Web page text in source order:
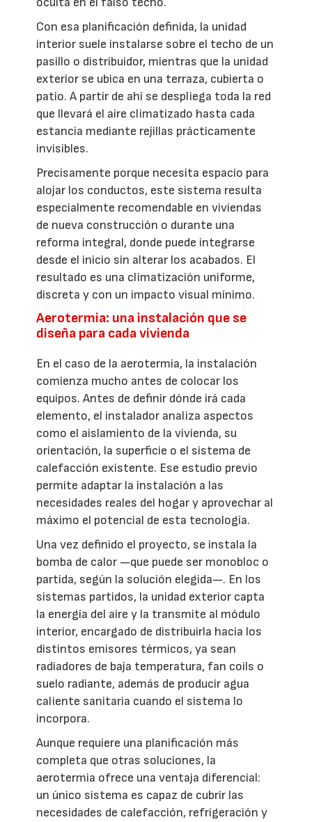
Con esa planificación definida, la unidad
interior suele instalarse sobre el techo de un
pasillo o distribuidor, mientras que la unidad
exterior se ubica en una terraza, cubierta o
patio. A partir de ahí se despliega toda la red
que llevará el aire climatizado hasta cada
estancia mediante rejillas prácticamente
invisibles.
Precisamente porque necesita espacio para
alojar los conductos, este sistema resulta
especialmente recomendable en viviendas
de nueva construcción o durante una
reforma integral, donde puede integrarse
desde el inicio sin alterar los acabados. El
resultado es una climatización uniforme,
discreta y con un impacto visual mínimo.
Aerotermia: una instalación que se
diseña para cada vivienda
En el caso de la aerotermia, la instalación
comienza mucho antes de colocar los
equipos. Antes de definir dónde irá cada
elemento, el instalador analiza aspectos
como el aislamiento de la vivienda, su
orientación, la superficie o el sistema de
calefacción existente. Ese estudio previo
permite adaptar la instalación a las
necesidades reales del hogar y aprovechar al
máximo el potencial de esta tecnología.
Una vez definido el proyecto, se instala la
bomba de calor —que puede ser monobloc o
partida, según la solución elegida—. En los
sistemas partidos, la unidad exterior capta
la energía del aire y la transmite al módulo
interior, encargado de distribuirla hacia los
distintos emisores térmicos, ya sean
radiadores de baja temperatura, fan coils o
suelo radiante, además de producir agua
caliente sanitaria cuando el sistema lo
incorpora.
Aunque requiere una planificación más
completa que otras soluciones, la
aerotermia ofrece una ventaja diferencial:
un único sistema es capaz de cubrir las
necesidades de calefacción, refrigeración y